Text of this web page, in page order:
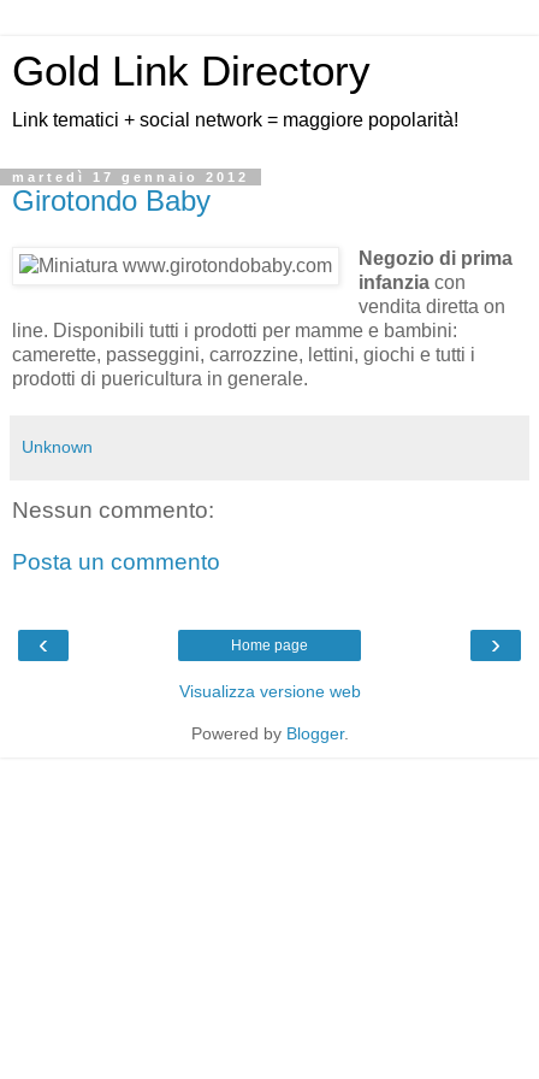
Gold Link Directory
Link tematici + social network = maggiore popolarità!
martedì 17 gennaio 2012
Girotondo Baby
Negozio di prima
infanziacon
vendita diretta on
line. Disponibili tutti i prodotti per mamme e bambini:
camerette, passeggini, carrozzine, lettini, giochi e tutti i
prodotti di puericultura in generale.
Unknown
Nessun commento:
Posta un commento
‹ ›
Home page
Visualizza versione web
Powered by Blogger.